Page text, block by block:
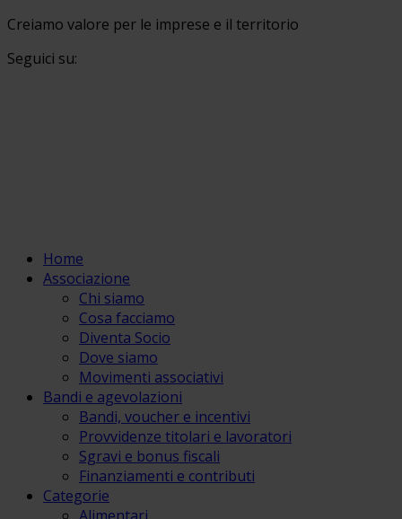
Creiamo valore per le imprese e il territorio
Seguici su:
Home
Associazione
Chi siamo
Cosa facciamo
Diventa Socio
Dove siamo
Movimenti associativi
Bandi e agevolazioni
Bandi, voucher e incentivi
Provvidenze titolari e lavoratori
Sgravi e bonus fiscali
Finanziamenti e contributi
Categorie